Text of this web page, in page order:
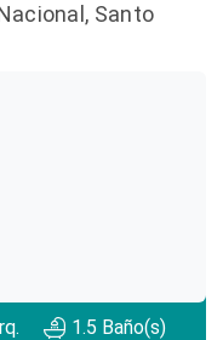
Santo
1.5 Baño(s)